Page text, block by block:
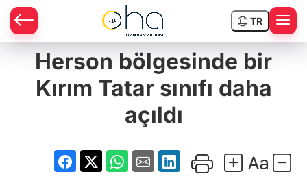
TR
Herson bölgesinde bir
Kırım Tatar sınıfı daha
açıldı